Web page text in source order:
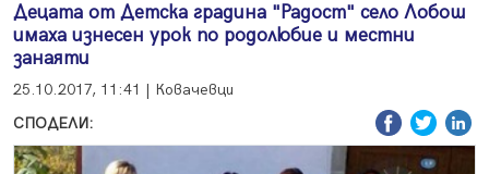
Децата от Детска градина "Радост" село Лобош
имаха изнесен урок по родолюбие и местни
занаяти
25.10.2017, 11:41 | Ковачевци
СПОДЕЛИ: